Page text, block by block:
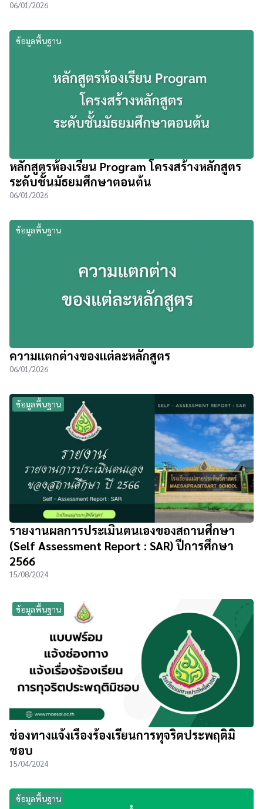
06/01/2026
ข้อมูลพื้นฐาน
หลักสูตรห้องเรียน Program โครงสร้างหลักสูตร
ระดับชั้นมัธยมศึกษาตอนต้น
06/01/2026
ข้อมูลพื้นฐาน
ความแตกต่างของแต่ละหลักสูตร
06/01/2026
ข้อมูลพื้นฐาน
รายงานผลการประเมินตนเองของสถานศึกษา
(Self Assessment Report : SAR) ปีการศึกษา
2566
15/08/2024
ข้อมูลพื้นฐาน
ช่องทางแจ้งเรื่องร้องเรียนการทุจริตประพฤติมิ
ชอบ
15/04/2024
ข้อมูลพื้นฐาน